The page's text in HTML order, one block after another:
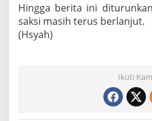
Hingga berita ini
saksi masih terus berlanjut.
(Hsyah)
Ikuti